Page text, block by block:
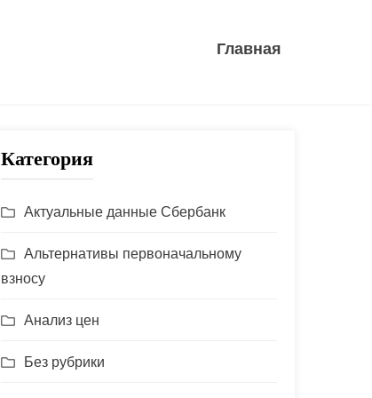
Главная
Категория
Актуальные данные Сбербанк
Альтернативы первоначальному
взносу
Анализ цен
Без рубрики